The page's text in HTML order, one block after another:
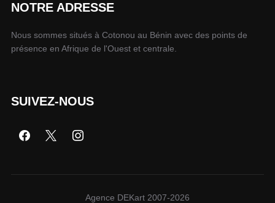
NOTRE ADRESSE
Nous sommes situés à Cotonou au Bénin avec des points de
présence en Afrique de l'Ouest et centrale.
SUIVEZ-NOUS
Agence DEKart 2007-2026